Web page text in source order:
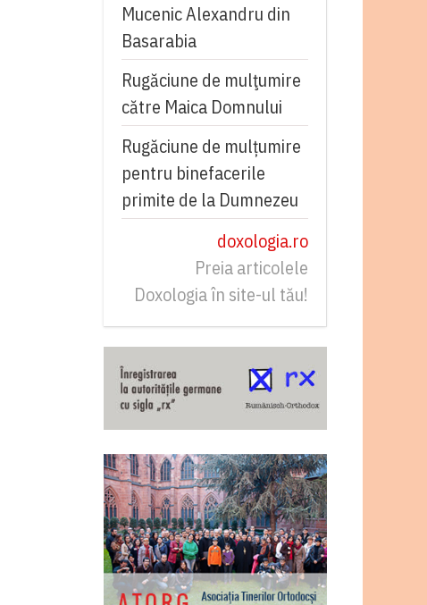
Mucenic Alexandru din
Basarabia
Rugăciune de mulţumire
către Maica Domnului
Rugăciune de mulțumire
pentru binefacerile
primite de la Dumnezeu
doxologia.ro
Preia articolele
Doxologia în site-ul tău!